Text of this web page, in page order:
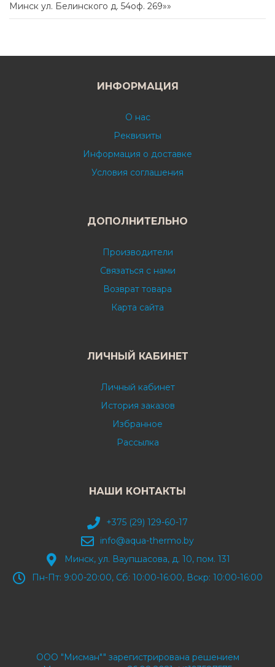
Минск ул. Белинского д. 54оф. 269»»
ИНФОРМАЦИЯ
О нас
Реквизиты
Информация о доставке
Условия соглашения
ДОПОЛНИТЕЛЬНО
Производители
Связаться с нами
Возврат товара
Карта сайта
ЛИЧНЫЙ КАБИНЕТ
Личный кабинет
История заказов
Избранное
Рассылка
НАШИ КОНТАКТЫ
+375 (29) 129-60-17
info@aqua-thermo.by
Минск, ул. Ваупшасова, д. 10, пом. 131
Пн-Пт: 9:00-20:00, Сб: 10:00-16:00, Вскр: 10:00-16:00
ООО "Мисман"" зарегистрирована решением